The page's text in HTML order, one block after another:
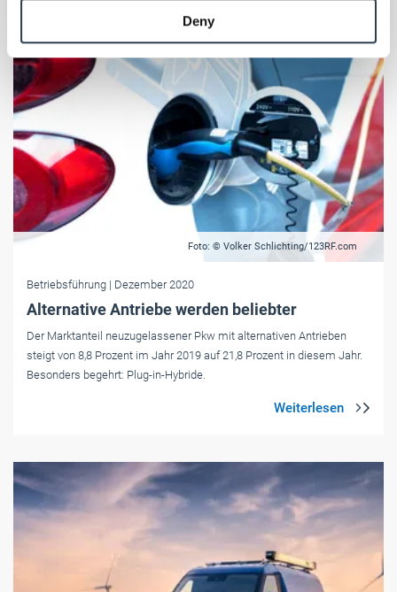
Weitere Informationen:Impressum Datenschutz
Deny
Foto: © Volker Schlichting/123RF.com
Betriebsführung | Dezember 2020
Alternative Antriebe werden beliebter
Der Marktanteil neuzugelassener Pkw mit alternativen Antrieben
steigt von 8,8 Prozent im Jahr 2019 auf 21,8 Prozent in diesem Jahr.
Besonders begehrt: Plug-in-Hybride.